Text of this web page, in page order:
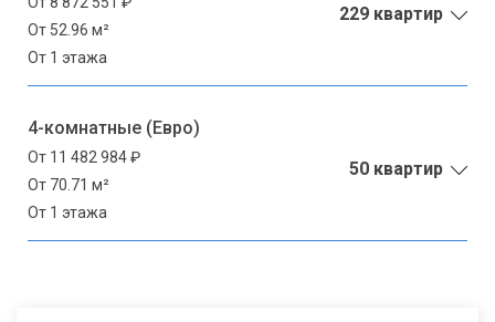
От 52.96 м²
От 1 этажа
229 квартир
4-комнатные (Евро)
От 11 482 984 ₽
От 70.71 м²
От 1 этажа
50 квартир